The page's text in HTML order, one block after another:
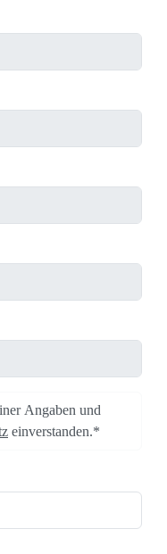
Angaben und
einverstanden.*